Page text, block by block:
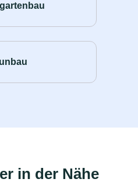
in der Nähe